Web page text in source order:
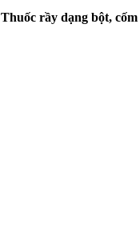
Thuốc rầy dạng bột, cốm